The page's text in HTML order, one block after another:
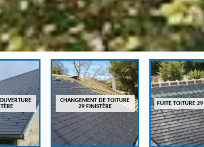
CHANGEMENT DE TOITURE
29 FINISTÈRE
FUITE TOITURE